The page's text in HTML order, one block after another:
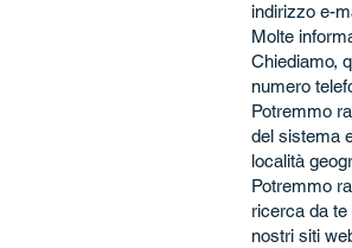
indirizzo e-
Molte
Chiediamo,
numero
Potremmo
del sistema
località
Potremmo
ricerca da
nostri siti